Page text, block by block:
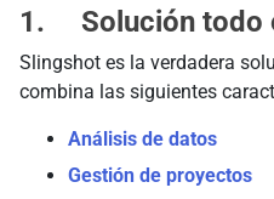
1. Solución todo
Slingshot es la verdadera
combina las siguientes
Análisis de datos
Gestión de proyectos